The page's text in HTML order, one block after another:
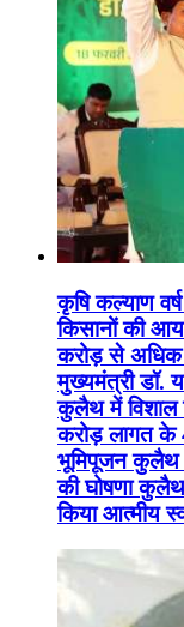
कृषि कल्याण
किसानों की
करोड़ से अधिक
मुख्यमंत्री डॉ.
कुलैथ में विशाल
करोड़ लागत के
भूमिपूजन कुलैथ
की घोषणा
किया आत्मीय